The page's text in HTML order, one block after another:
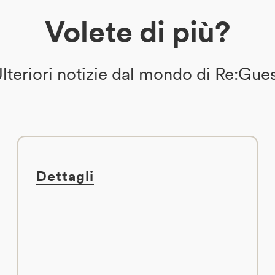
Volete di più?
notizie dal mondo di
Dettagli